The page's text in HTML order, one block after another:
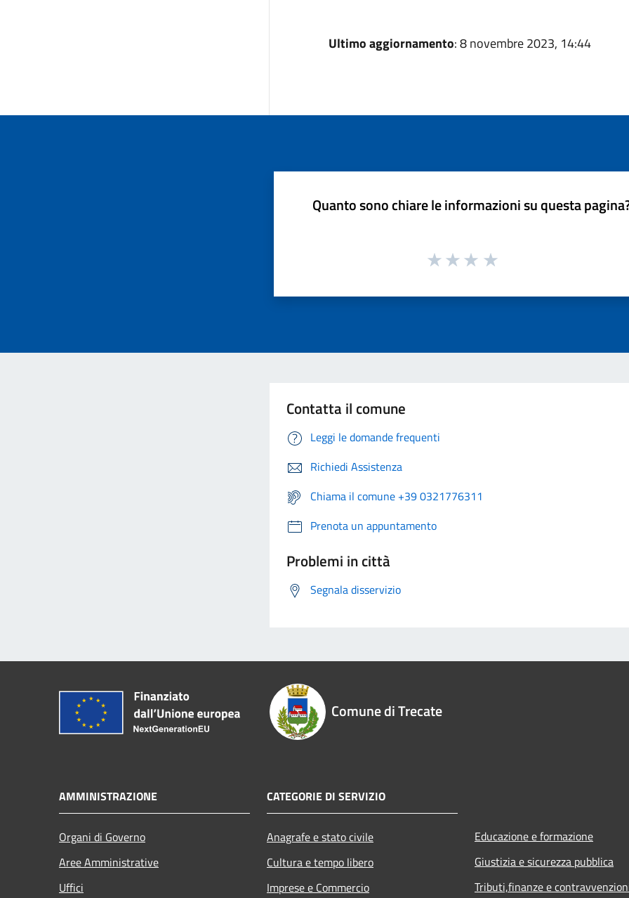
Ultimo aggiornamento: 8 novembre 2023, 14:44
Quanto sono chiare le informazioni su questa
Contatta il comune
Leggi le domande frequenti
Richiedi Assistenza
Chiama il comune +39 0321776311
Prenota un appuntamento
Problemi in città
Segnala disservizio
Comune di Trecate
AMMINISTRAZIONE
Organi di Governo
Aree Amministrative
Uffici
CATEGORIE DI SERVIZIO
Anagrafe e stato civile
Cultura e tempo libero
Imprese e Commercio
Educazione e formazione
Giustizia e sicurezza pubblica
Tributi,finanze e